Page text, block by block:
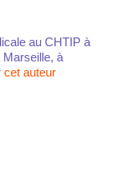
au CHTIP à
à
cet auteur